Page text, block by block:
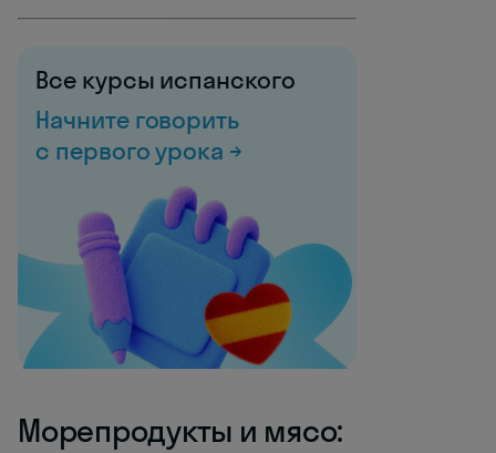
Все курсы испанского
Начните говорить
с первого урока →
Морепродукты и мясо: